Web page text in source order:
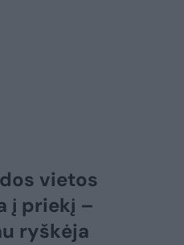
vietos
į priekį –
ryškėja